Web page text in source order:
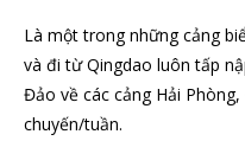
Là một trong những cảng
và đi từ Qingdao luôn tấp
Đảo về các cảng Hải
chuyến/tuần.